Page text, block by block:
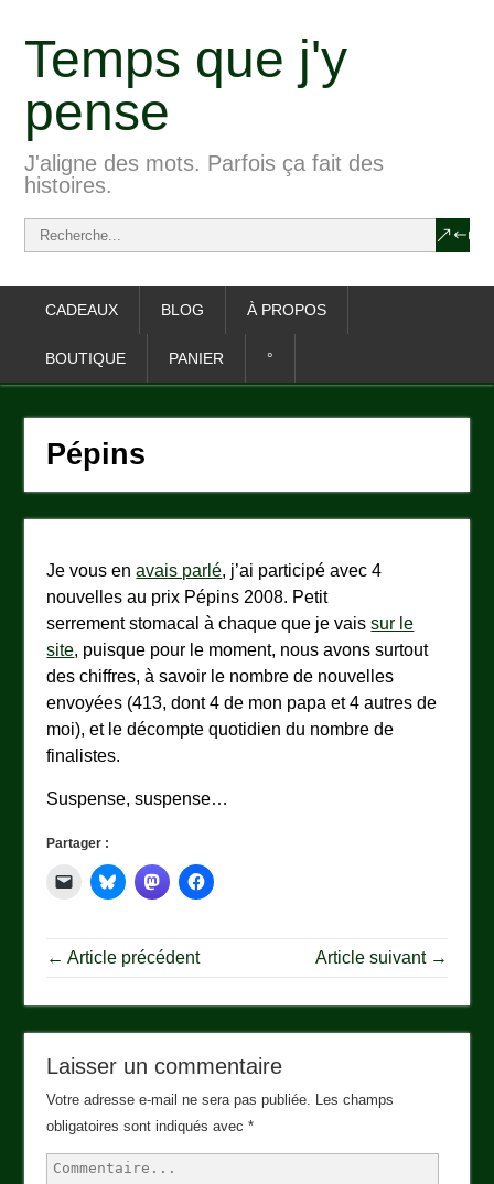
Temps que j'y
pense
J'aligne des mots. Parfois ça fait des
histoires.
CADEAUX BLOG À PROPOS
BOUTIQUE PANIER °
Pépins
Je vous enavais parlé, j’ai participé avec 4
nouvelles au prix Pépins 2008. Petit
serrement stomacal à chaque que je vaissur le
site, puisque pour le moment, nous avons surtout
des chiffres, à savoir le nombre de nouvelles
envoyées (413, dont 4 de mon papa et 4 autres de
moi), et le décompte quotidien du nombre de
finalistes.
Suspense, suspense…
Partager :
← Article précédent Article suivant →
Laisser un commentaire
Votre adresse e-mail ne sera pas publiée. Les champs
obligatoires sont indiqués avec*